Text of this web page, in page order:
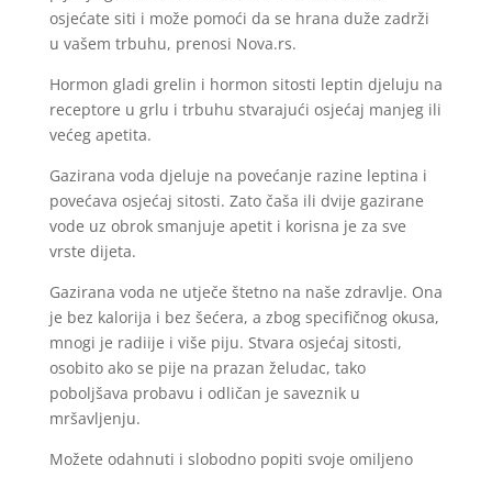
osjećate siti i može pomoći da se hrana duže zadrži
u vašem trbuhu, prenosi Nova.rs.
Hormon gladi grelin i hormon sitosti leptin djeluju na
receptore u grlu i trbuhu stvarajući osjećaj manjeg ili
većeg apetita.
Gazirana voda djeluje na povećanje razine leptina i
povećava osjećaj sitosti. Zato čaša ili dvije gazirane
vode uz obrok smanjuje apetit i korisna je za sve
vrste dijeta.
Gazirana voda ne utječe štetno na naše zdravlje. Ona
je bez kalorija i bez šećera, a zbog specifičnog okusa,
mnogi je radiije i više piju. Stvara osjećaj sitosti,
osobito ako se pije na prazan želudac, tako
poboljšava probavu i odličan je saveznik u
mršavljenju.
Možete odahnuti i slobodno popiti svoje omiljeno